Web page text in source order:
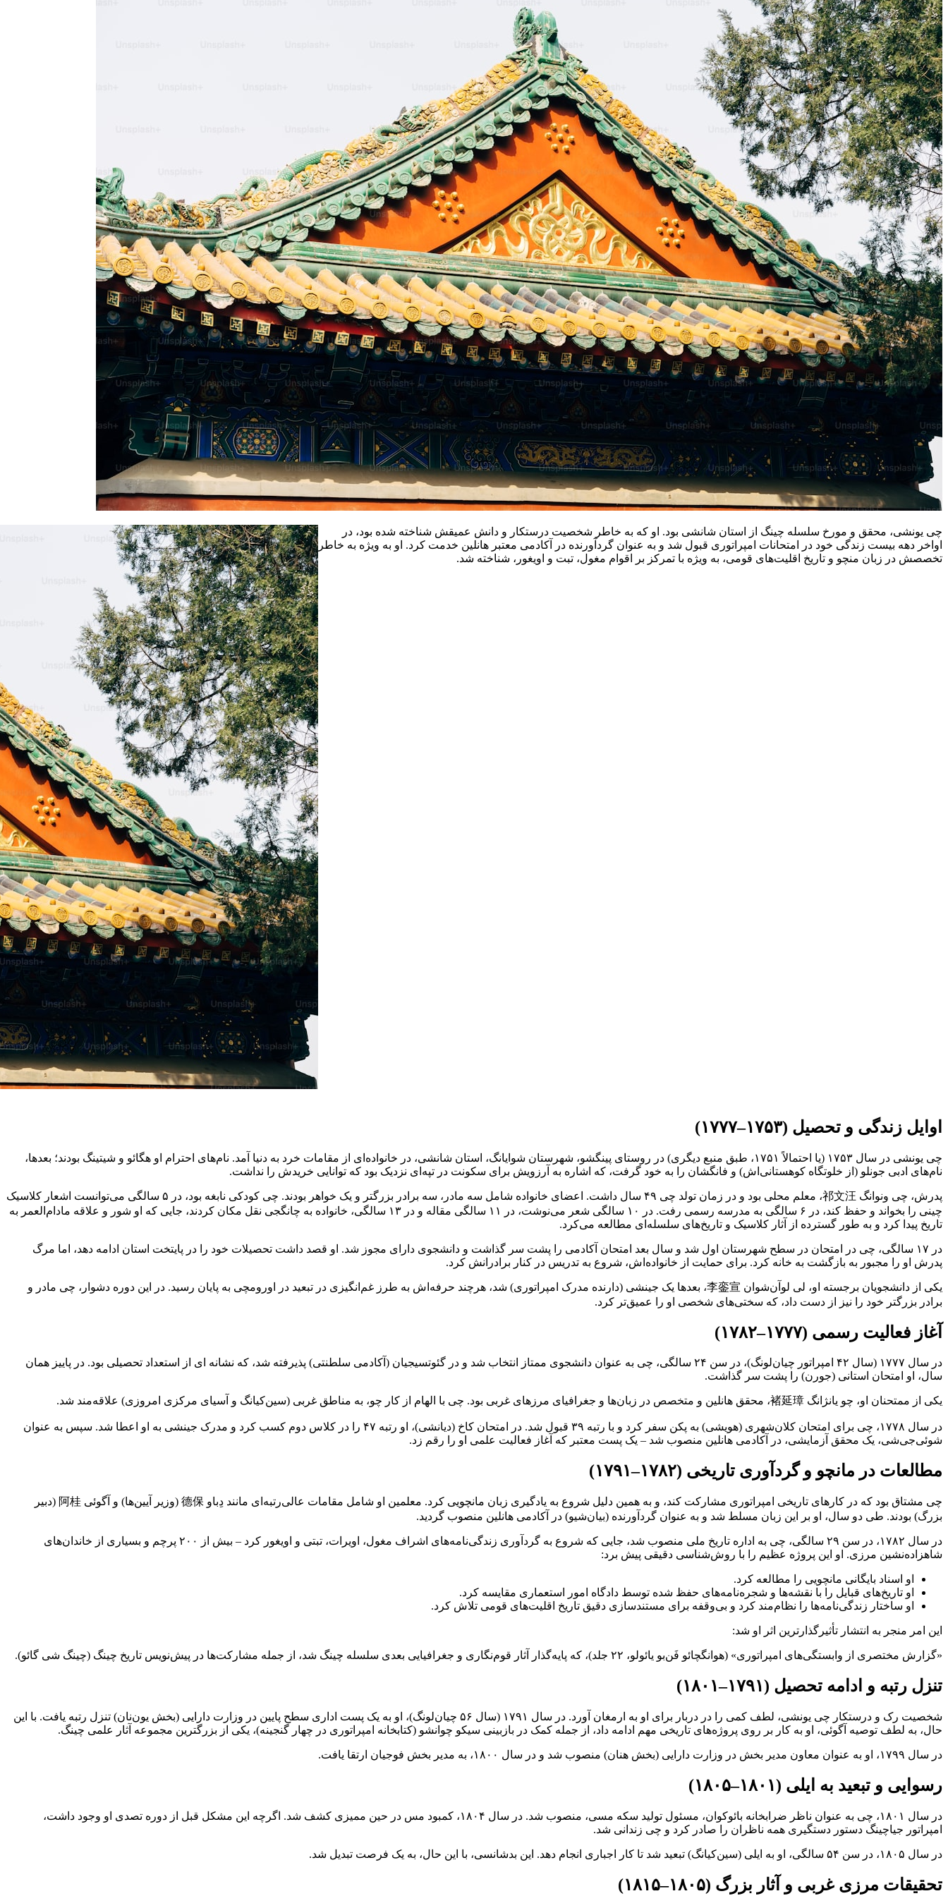
چی یونشی، محقق و مورخ سلسله چینگ از استان شانشی بود. او که به خاطر شخصیت درستکار و دانش عمیقش شناخته شده بود، در
اواخر دهه بیست زندگی خود در امتحانات امپراتوری قبول شد و به عنوان گردآورنده در آکادمی معتبر هانلین خدمت کرد. او به ویژه به خاطر
تخصصش در زبان منچو و تاریخ اقلیت‌های قومی، به ویژه با تمرکز بر اقوام مغول، تبت و اویغور، شناخته شد.
اوایل زندگی و تحصیل (۱۷۵۳–۱۷۷۷)
چی یونشی در سال ۱۷۵۳ (یا احتمالاً ۱۷۵۱، طبق منبع دیگری) در روستای پینگشو، شهرستان شوایانگ، استان شانشی، در خانواده‌ای از مقامات خرد به دنیا آمد. نام‌های احترام او هگائو و شیتینگ بودند؛ بعدها،
نام‌های ادبی جونلو (از خلوتگاه کوهستانی‌اش) و فانگشان را به خود گرفت، که اشاره به آرزویش برای سکونت در تپه‌ای نزدیک بود که توانایی خریدش را نداشت.
پدرش، چی ونوانگ 祁文汪، معلم محلی بود و در زمان تولد چی ۴۹ سال داشت. اعضای خانواده شامل سه مادر، سه برادر بزرگتر و یک خواهر بودند. چی کودکی نابغه بود، در ۵ سالگی می‌توانست اشعار کلاسیک
چینی را بخواند و حفظ کند، در ۶ سالگی به مدرسه رسمی رفت. در ۱۰ سالگی شعر می‌نوشت، در ۱۱ سالگی مقاله و در ۱۳ سالگی، خانواده به چانگجی نقل مکان کردند، جایی که او شور و علاقه مادام‌العمر به
تاریخ پیدا کرد و به طور گسترده از آثار کلاسیک و تاریخ‌های سلسله‌ای مطالعه می‌کرد.
در ۱۷ سالگی، چی در امتحان در سطح شهرستان اول شد و سال بعد امتحان آکادمی را پشت سر گذاشت و دانشجوی دارای مجوز شد. او قصد داشت تحصیلات خود را در پایتخت استان ادامه دهد، اما مرگ
پدرش او را مجبور به بازگشت به خانه کرد. برای حمایت از خانواده‌اش، شروع به تدریس در کنار برادرانش کرد.
یکی از دانشجویان برجسته او، لی لوآن‌شوان 李銮宣، بعدها یک جینشی (دارنده مدرک امپراتوری) شد، هرچند حرفه‌اش به طرز غم‌انگیزی در تبعید در اورومچی به پایان رسید. در این دوره دشوار، چی مادر و
برادر بزرگتر خود را نیز از دست داد، که سختی‌های شخصی او را عمیق‌تر کرد.
آغاز فعالیت رسمی (۱۷۷۷–۱۷۸۲)
در سال ۱۷۷۷ (سال ۴۲ امپراتور چیان‌لونگ)، در سن ۲۴ سالگی، چی به عنوان دانشجوی ممتاز انتخاب شد و در گئوتسیجیان (آکادمی سلطنتی) پذیرفته شد، که نشانه ای از استعداد تحصیلی بود. در پاییز همان
سال، او امتحان استانی (جورن) را پشت سر گذاشت.
یکی از ممتحنان او، چو یانژانگ 褚延璋، محقق هانلین و متخصص در زبان‌ها و جغرافیای مرزهای غربی بود. چی با الهام از کار چو، به مناطق غربی (سین‌کیانگ و آسیای مرکزی امروزی) علاقه‌مند شد.
در سال ۱۷۷۸، چی برای امتحان کلان‌شهری (هویشی) به پکن سفر کرد و با رتبه ۳۹ قبول شد. در امتحان کاخ (دیانشی)، او رتبه ۴۷ را در کلاس دوم کسب کرد و مدرک جینشی به او اعطا شد. سپس به عنوان
شوئی‌جی‌شی، یک محقق آزمایشی، در آکادمی هانلین منصوب شد – یک پست معتبر که آغاز فعالیت علمی او را رقم زد.
مطالعات در مانچو و گردآوری تاریخی (۱۷۸۲–۱۷۹۱)
چی مشتاق بود که در کارهای تاریخی امپراتوری مشارکت کند، و به همین دلیل شروع به یادگیری زبان مانچویی کرد. معلمین او شامل مقامات عالی‌رتبه‌ای مانند دِباو 德保 (وزیر آیین‌ها) و آگوئی 阿桂 (دبیر
بزرگ) بودند. طی دو سال، او بر این زبان مسلط شد و به عنوان گردآورنده (بیان‌شیو) در آکادمی هانلین منصوب گردید.
در سال ۱۷۸۲، در سن ۲۹ سالگی، چی به اداره تاریخ ملی منصوب شد، جایی که شروع به گردآوری زندگی‌نامه‌های اشراف مغول، اویرات، تبتی و اویغور کرد – بیش از ۲۰۰ پرچم و بسیاری از خاندان‌های
شاهزاده‌نشین مرزی. او این پروژه عظیم را با روش‌شناسی دقیقی پیش برد:
او اسناد بایگانی مانچویی را مطالعه کرد.
او تاریخ‌های قبایل را با نقشه‌ها و شجره‌نامه‌های حفظ شده توسط دادگاه امور استعماری مقایسه کرد.
او ساختار زندگی‌نامه‌ها را نظام‌مند کرد و بی‌وقفه برای مستندسازی دقیق تاریخ اقلیت‌های قومی تلاش کرد.
این امر منجر به انتشار تأثیرگذارترین اثر او شد:
«گزارش مختصری از وابستگی‌های امپراتوری» (هوانگچائو فَن‌بو یائو‌لو، ۲۲ جلد)، که پایه‌گذار آثار قوم‌نگاری و جغرافیایی بعدی سلسله چینگ شد، از جمله مشارکت‌ها در پیش‌نویس تاریخ چینگ (چینگ شی گائو).
تنزل رتبه و ادامه تحصیل (۱۷۹۱–۱۸۰۱)
شخصیت رک و درستکار چی یونشی، لطف کمی را در دربار برای او به ارمغان آورد. در سال ۱۷۹۱ (سال ۵۶ چیان‌لونگ)، او به یک پست اداری سطح پایین در وزارت دارایی (بخش یون‌نان) تنزل رتبه یافت. با این
حال، به لطف توصیه آگوئی، او به کار بر روی پروژه‌های تاریخی مهم ادامه داد، از جمله کمک در بازبینی سیکو چوانشو (کتابخانه امپراتوری در چهار گنجینه)، یکی از بزرگترین مجموعه آثار علمی چینگ.
در سال ۱۷۹۹، او به عنوان معاون مدیر بخش در وزارت دارایی (بخش هنان) منصوب شد و در سال ۱۸۰۰، به مدیر بخش فوجیان ارتقا یافت.
رسوایی و تبعید به ایلی (۱۸۰۱–۱۸۰۵)
در سال ۱۸۰۱، چی به عنوان ناظر ضرابخانه بائوکوان، مسئول تولید سکه مسی، منصوب شد. در سال ۱۸۰۴، کمبود مس در حین ممیزی کشف شد. اگرچه این مشکل قبل از دوره تصدی او وجود داشت،
امپراتور جیاچینگ دستور دستگیری همه ناظران را صادر کرد و چی زندانی شد.
در سال ۱۸۰۵، در سن ۵۴ سالگی، او به ایلی (سین‌کیانگ) تبعید شد تا کار اجباری انجام دهد. این بدشانسی، با این حال، به یک فرصت تبدیل شد.
تحقیقات مرزی غربی و آثار بزرگ (۱۸۰۵–۱۸۱۵)